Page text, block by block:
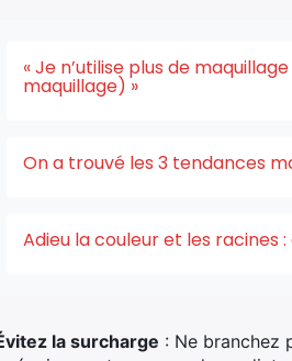
« Je n’utilise plus de
maquillage) »
On a trouvé les 3 tendances
Adieu la couleur et les racines
la surcharge : Ne branchez